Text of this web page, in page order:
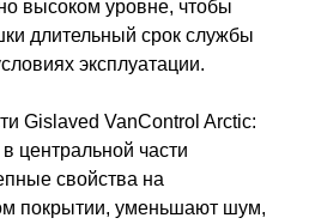
высоком уровне, чтобы
длительный срок службы
эксплуатации.
Gislaved VanControl Arctic:
центральной части
свойства на
покрытии, уменьшают шум,